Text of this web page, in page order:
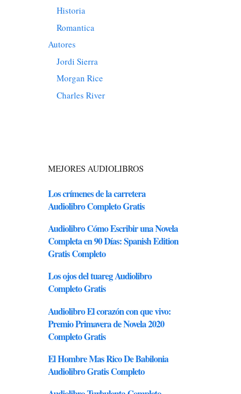
Historia
Romantica
Autores
Jordi Sierra
Morgan Rice
Charles River
MEJORES AUDIOLIBROS